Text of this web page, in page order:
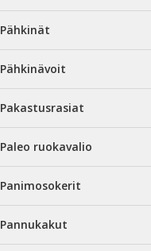
Pähkinät
Pähkinävoit
Pakastusrasiat
Paleo ruokavalio
Panimosokerit
Pannukakut